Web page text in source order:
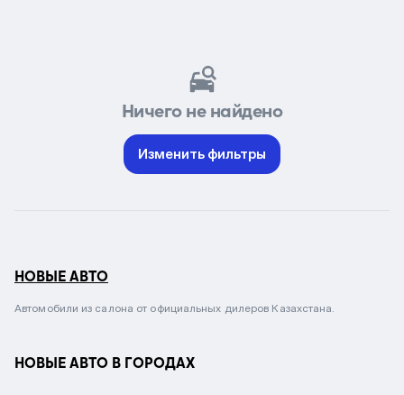
Ничего не найдено
Изменить фильтры
НОВЫЕ АВТО
Автомобили из салона от официальных дилеров Казахстана.
НОВЫЕ АВТО В ГОРОДАХ